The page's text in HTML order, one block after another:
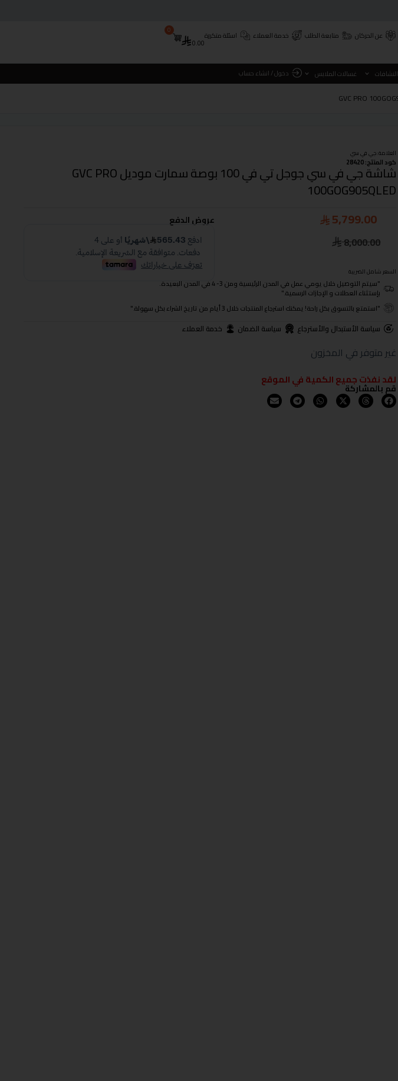
عن الحركان متابعة الطلب خدمة العملاء اسئلة متكررة
0.00
0
النشافات غسالات الملابس دخول / انشاء حساب
العلامة:جي في سي
كود المنتج: 28420 شاشة جي في سي جوجل تي في 100 بوصة سمارت موديل GVC PRO
100GOG905QLED
8,000.00
5,799.00
السعر شامل الضريبة
عروض الدفع
"سيتم التوصيل خلال يومي عمل في المدن الرئيسية ومن 3- 4 في المدن البعيدة.
بإستثناء العطلات و الإجازات الرسمية."
"استمتع بالتسوق بكل راحة! يمكنك استرجاع المنتجات خلال 3 أيام من تاريخ الشراء بكل سهولة."
سياسة الأستبدال والأسترجاع سياسة الضمان خدمة العملاء
غير متوفر في المخزون
لقد نفذت جميع الكمية في الموقع
قم بالمشاركة